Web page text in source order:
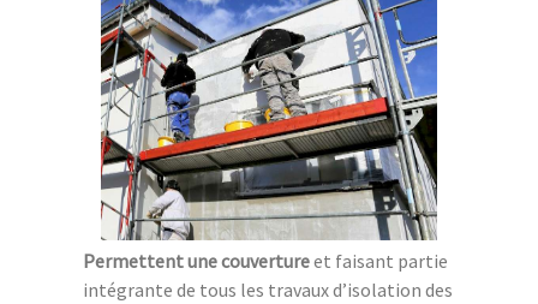
Permettent une couvertureet faisant partie
intégrante de tous les travaux d’isolation des